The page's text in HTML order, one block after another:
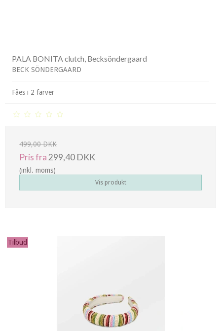
PALA BONITA clutch, Becksöndergaard
BECK SÖNDERGAARD
Fåes i 2 farver
499,00 DKK
Pris fra 299,40 DKK
(inkl. moms)
Vis produkt
Tilbud